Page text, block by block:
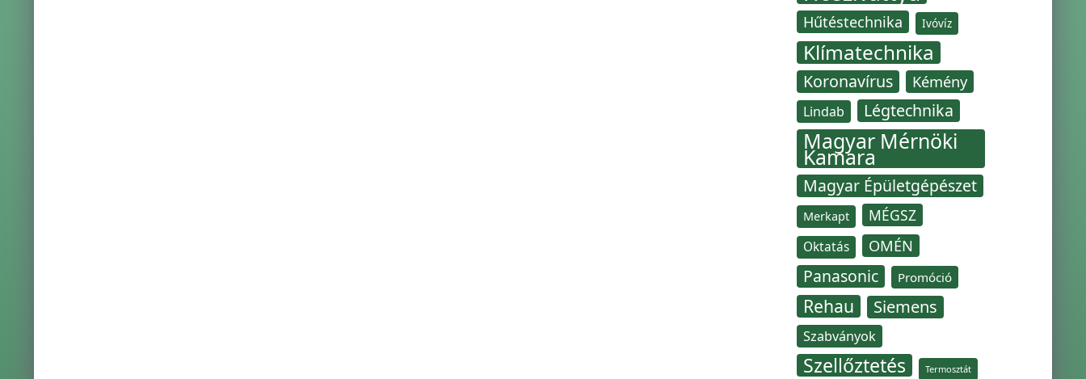
Hűtéstechnika Ivóvíz
Klímatechnika
Koronavírus Kémény
Lindab Légtechnika
Magyar Mérnöki
Kamara
Magyar Épületgépészet
Merkapt MÉGSZ
Oktatás OMÉN
Panasonic Promóció
Rehau Siemens
Szabványok
Szellőztetés Termosztát